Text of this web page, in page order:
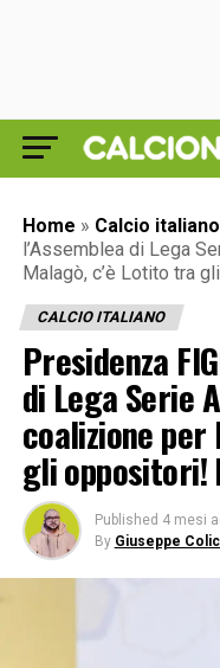
Home » Calcio italiano
l’Assemblea di Lega
Malagò, c’è Lotito tra
CALCIO ITALIANO
Presidenza
di Lega Serie
coalizione
gli oppositori!
Published 4 mesi
By Giuseppe